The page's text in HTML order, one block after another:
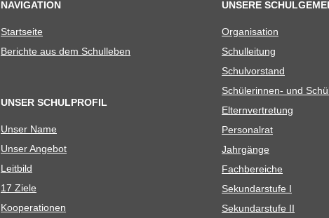
NAVIGATION
Start­seite
Berichte aus dem Schulleben
UNSER SCHULPROFIL
Unser Name
Unser Ange­bot
Leit­bild
17 Ziele
Koope­ra­tio­nen
UNSERE
Orga­ni­sa­tion
Schul­lei­tung
Schul­vor­stand
Schü­le­rin­nen- und
Eltern­ver­tre­tung
Per­so­nal­rat
Jahr­gänge
Fach­be­rei­che
Sekun­dar­stufe I
Sekun­dar­stufe II